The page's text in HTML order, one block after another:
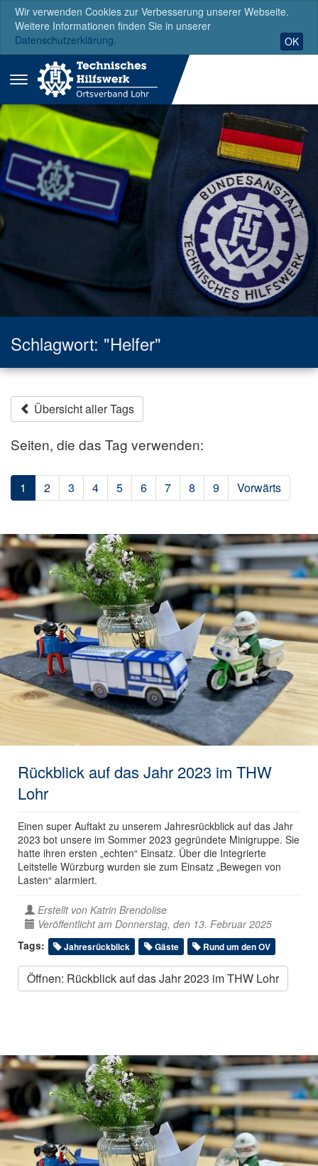
Wir verwenden Cookies zur Verbesserung unserer Webseite.
Weitere Informationen finden Sie in unserer
Datenschutzerklärung.
OK
Menü
ausklappen
Schlagwort: "Helfer"
Übersicht aller Tags
Seiten, die das Tag verwenden:
1 2 3 4 5 6 7 8 9 Vorwärts
Rückblick auf das Jahr 2023 im THW
Lohr
Einen super Auftakt zu unserem Jahresrückblick auf das Jahr
2023 bot unsere im Sommer 2023 gegründete Minigruppe. Sie
hatte ihren ersten „echten“ Einsatz. Über die Integrierte
Leitstelle Würzburg wurden sie zum Einsatz „Bewegen von
Lasten“ alarmiert.
Erstellt von Katrin Brendolise
Veröffentlicht am Donnerstag, den 13. Februar 2025
Tags:
Jahresrückblick Gäste Rund um den OV
Öffnen: Rückblick auf das Jahr 2023 im THW Lohr